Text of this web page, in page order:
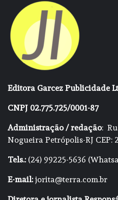
Editora Garcez Publicidade
CNPJ 02.775.725/0001-87
Administração / redação:
Nogueira Petrópolis-RJ CEP:
Tels.:(24) 99225-5636
E-mail:jorita@terra.com.br